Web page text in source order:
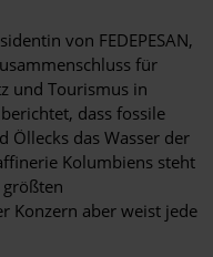
von FEDEPESAN,
für
und Tourismus in
dass fossile
Öllecks das Wasser der
Kolumbiens steht
Konzern aber weist jede